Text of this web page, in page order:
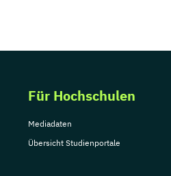
Für Hochschulen
Mediadaten
Übersicht Studienportale